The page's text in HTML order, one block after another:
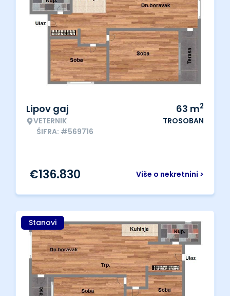
Lipov gaj
VETERNIK
ŠIFRA: #569716
63 m2
TROSOBAN
Više o nekretnini >
€136.830
Stanovi